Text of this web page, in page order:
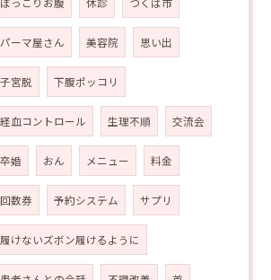
パーマ屋さん 美容院 思い出
子宮脱 下腹ポッコリ
経血コントロール 生理不順 交流会
卒婚 おん メニュー 料金
回数券 予約システム サプリ
履けないズボン履けるように